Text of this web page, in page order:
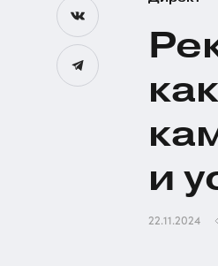
и
22.11.2024